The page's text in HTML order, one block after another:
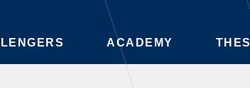
ホームイベント情報
ACADEMY